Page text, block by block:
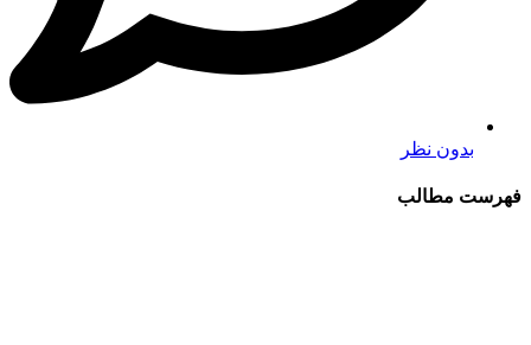
بدون نظر
فهرست مطالب